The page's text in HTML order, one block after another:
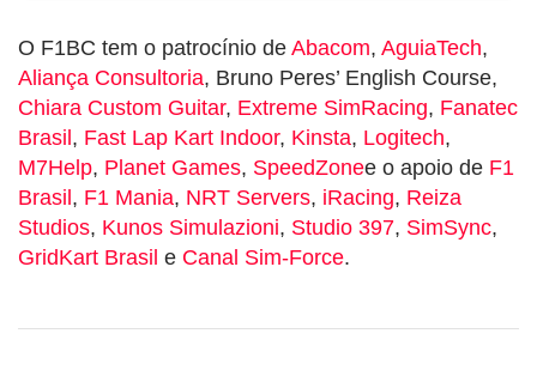
O F1BC tem o patrocínio de Abacom, AguiaTech,
Aliança Consultoria, Bruno Peres’ English Course,
Chiara Custom Guitar, Extreme SimRacing, Fanatec
Brasil, Fast Lap Kart Indoor, Kinsta, Logitech,
M7Help, Planet Games, SpeedZonee o apoio de F1
Brasil, F1 Mania, NRT Servers, iRacing, Reiza
Studios, Kunos Simulazioni, Studio 397, SimSync,
GridKart Brasil e Canal Sim-Force.